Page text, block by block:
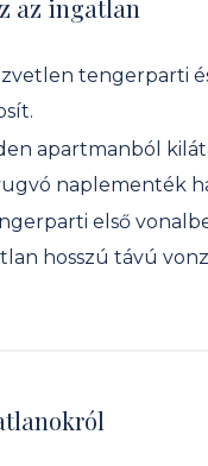
az ingatlan
tengerparti
apartmanból
naplementék
első
hosszú távú